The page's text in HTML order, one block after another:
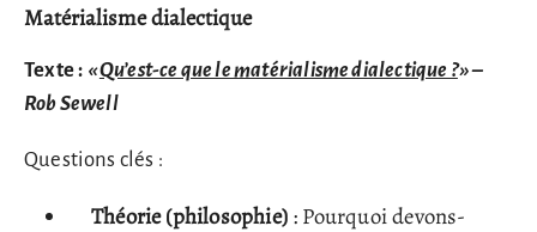
Matérialisme dialectique
Texte : «Qu’est-ce que le matérialisme dialectique ?» –
Rob Sewell
Questions clés :
Théorie (philosophie): Pourquoi devons-